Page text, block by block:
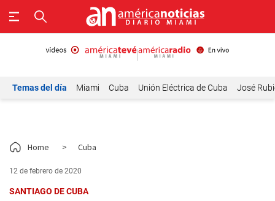
Temas del día Miami Cuba Unión Eléctrica de Cuba José
Home > Cuba
12 de febrero de 2020
SANTIAGO DE CUBA